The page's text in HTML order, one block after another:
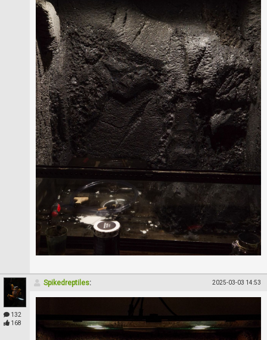
132
168
Spikedreptiles: 2025-03-03 14:53